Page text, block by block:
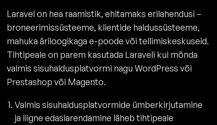
Laravel on hea raamistik, ehitamaks erilahendusi –
broneerimissüsteeme, klientide haldussüsteeme,
mahuka äriloogikaga e-poode või tellimiskeskuseid.
Tihtipeale on parem kasutada Laraveli kui mõnda
valmis sisuhaldusplatvormi nagu WordPress või
Prestashop või Magento.
Valmis sisuhaldusplatvormide ümberkirjutamine
ja liigne edasiarendamine läheb tihtipeale